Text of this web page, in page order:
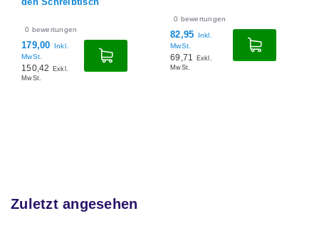
82,95
Exkl.
bewertungen
Inkl.
Zuletzt angesehen